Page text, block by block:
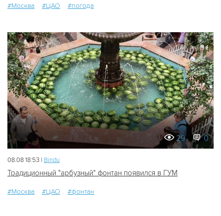
#Москва #ЦАО #погода
29 0
08.08 18:53 | Bindu
Традиционный "арбузный" фонтан появился в ГУМ
#Москва #ЦАО #фонтан